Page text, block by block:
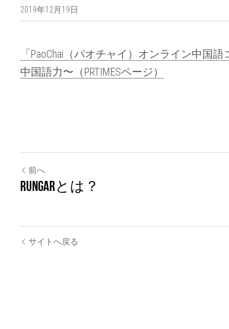
2019年12月19日
「PaoChai（パオチャイ）オンライン中国
中国語力〜（PRTIMESページ）
前へ
Rungarとは？
サイトへ戻る